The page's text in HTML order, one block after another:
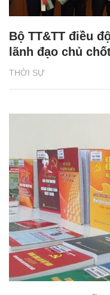
THỜI SỰ
Bộ TT&TT điều
lãnh đạo chủ